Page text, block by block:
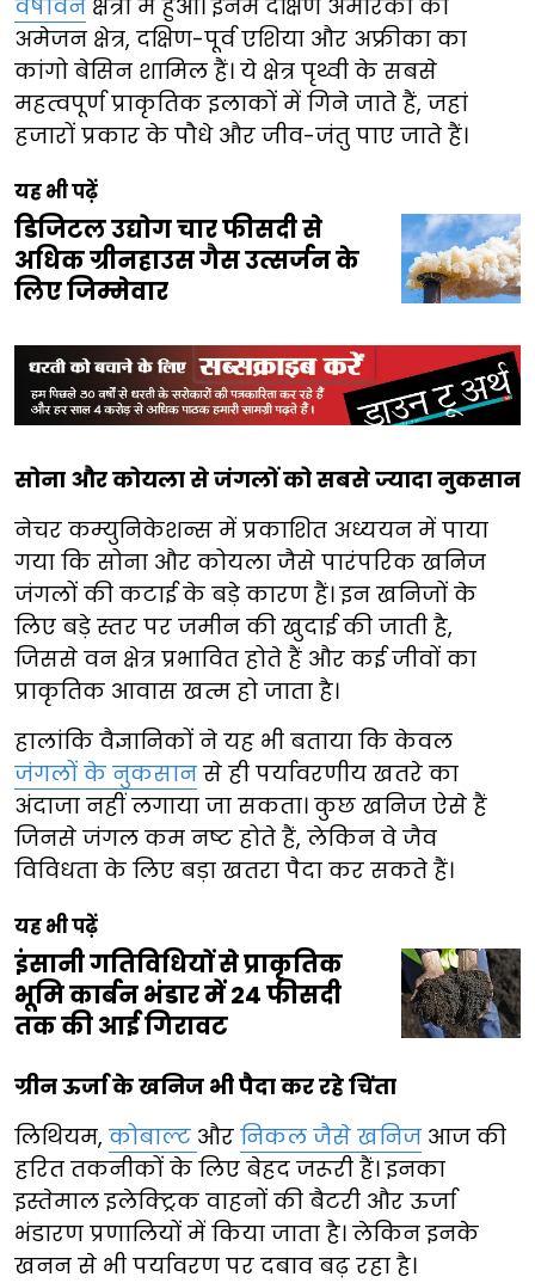
वर्षावन क्षेत्रों में हुआ। इनमें दक्षिण अमेरिका का
अमेजन क्षेत्र, दक्षिण-पूर्व एशिया और अफ्रीका का
कांगो बेसिन शामिल हैं। ये क्षेत्र पृथ्वी के सबसे
महत्वपूर्ण प्राकृतिक इलाकों में गिने जाते हैं, जहां
हजारों प्रकार के पौधे और जीव-जंतु पाए जाते हैं।
यह भी पढ़ें
डिजिटल उद्योग चार फीसदी से
अधिक ग्रीनहाउस गैस उत्सर्जन के
लिए जिम्मेवार
सोना और कोयला से जंगलों को सबसे ज्यादा नुकसान
नेचर कम्युनिकेशन्स में प्रकाशित अध्ययन में पाया
गया कि सोना और कोयला जैसे पारंपरिक खनिज
जंगलों की कटाई के बड़े कारण हैं। इन खनिजों के
लिए बड़े स्तर पर जमीन की खुदाई की जाती है,
जिससे वन क्षेत्र प्रभावित होते हैं और कई जीवों का
प्राकृतिक आवास खत्म हो जाता है।
हालांकि वैज्ञानिकों ने यह भी बताया कि केवल
जंगलों के नुकसान से ही पर्यावरणीय खतरे का
अंदाजा नहीं लगाया जा सकता। कुछ खनिज ऐसे हैं
जिनसे जंगल कम नष्ट होते हैं, लेकिन वे जैव
विविधता के लिए बड़ा खतरा पैदा कर सकते हैं।
यह भी पढ़ें
इंसानी गतिविधियों से प्राकृतिक
भूमि कार्बन भंडार में 24 फीसदी
तक की आई गिरावट
ग्रीन ऊर्जा के खनिज भी पैदा कर रहे चिंता
लिथियम, कोबाल्ट और निकल जैसे खनिज आज की
हरित तकनीकों के लिए बेहद जरूरी हैं। इनका
इस्तेमाल इलेक्ट्रिक वाहनों की बैटरी और ऊर्जा
भंडारण प्रणालियों में किया जाता है। लेकिन इनके
खनन से भी पर्यावरण पर दबाव बढ़ रहा है।